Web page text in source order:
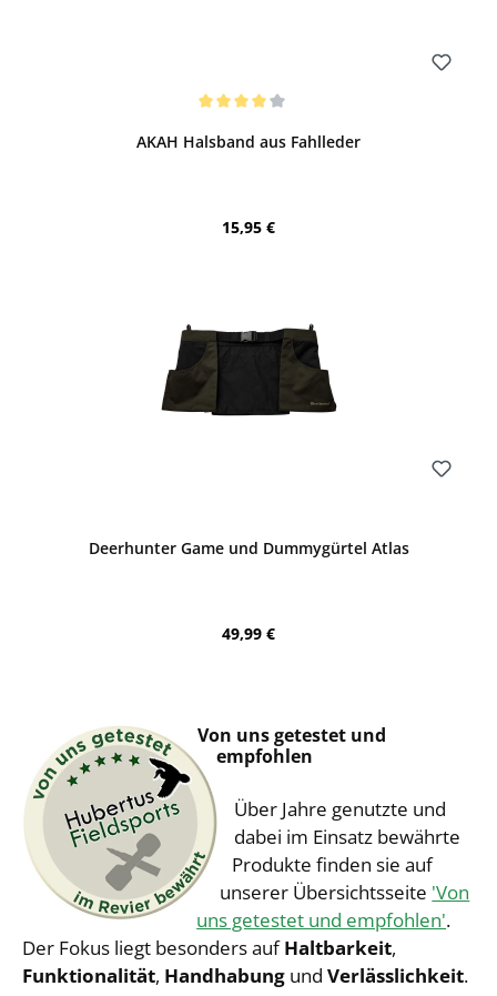
AKAH Halsband aus Fahlleder
Regulärer Preis:
15,95 €
Deerhunter Game und Dummygürtel Atlas
Regulärer Preis:
49,99 €
Von uns getestet und
empfohlen
Über Jahre genutzte und
dabei im Einsatz bewährte
Produkte finden sie auf
unserer Übersichtsseite 'Von
uns getestet und empfohlen'.
Der Fokus liegt besonders aufHaltbarkeit,
Funktionalität, Handhabung und Verlässlichkeit.